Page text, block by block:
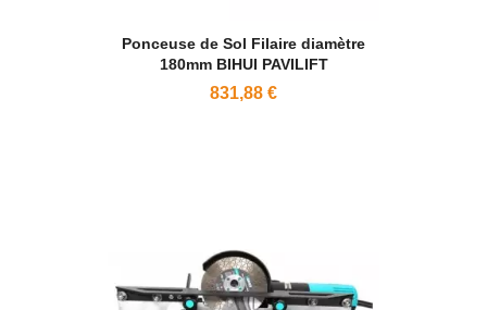
Ponceuse de Sol Filaire diamètre
180mm BIHUI PAVILIFT
831,88 €